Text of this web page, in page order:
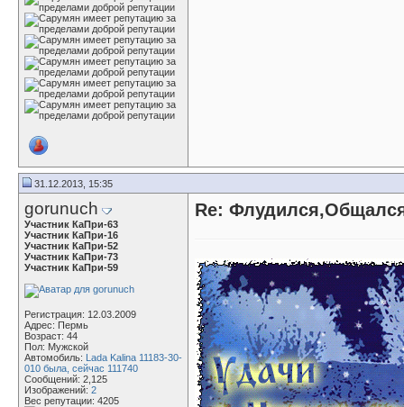
31.12.2013, 15:35
gorunuch
Участник КаПри-63
Участник КаПри-16
Участник КаПри-52
Участник КаПри-73
Участник КаПри-59
Регистрация: 12.03.2009
Адрес: Пермь
Возраст: 44
Пол: Мужской
Автомобиль: Lada Kalina 11183-30-
010 была, сейчас 111740
Сообщений: 2,125
Изображений: 2
Вес репутации: 4205
Re: